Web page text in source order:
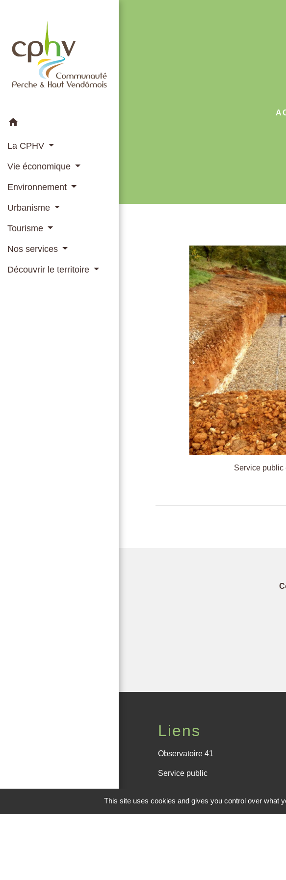
home
La CPHV
Vie économique
Environnement
Urbanisme
Tourisme
Nos services
Découvrir le territoire
Service public
Liens
Observatoire 41
Service public
Office de tourisme de la CPHV
This site uses cookies and gives you control over what